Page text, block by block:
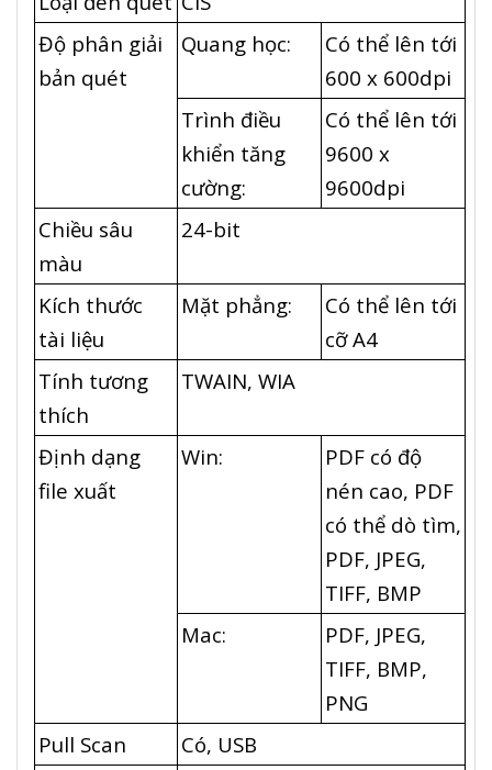
Độ phân giải
bản quét
Quang học:
Có thể lên tới
600 x 600dpi
Trình điều
khiển tăng
cường:
Có thể lên tới
9600 x
9600dpi
Chiều sâu
màu
24-bit
Kích thước
tài liệu
Mặt phẳng:
Có thể lên tới
cỡ A4
Tính tương
thích
TWAIN, WIA
Định dạng
file xuất
Win:
PDF có độ
nén cao, PDF
có thể dò tìm,
PDF, JPEG,
TIFF, BMP
Mac:
PDF, JPEG,
TIFF, BMP,
PNG
Pull Scan
Có, USB